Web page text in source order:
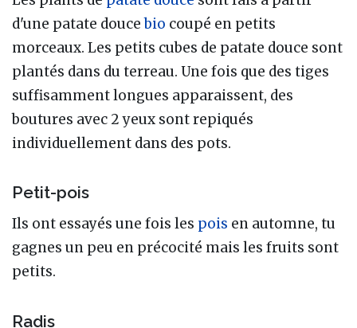
d'une patate doucebio coupé en petits
morceaux. Les petits cubes de patate douce sont
plantés dans du terreau. Une fois que des tiges
suffisamment longues apparaissent, des
boutures avec 2 yeux sont repiqués
individuellement dans des pots.
Petit-pois
Ils ont essayés une fois les pois en automne, tu
gagnes un peu en précocité mais les fruits sont
petits.
Radis